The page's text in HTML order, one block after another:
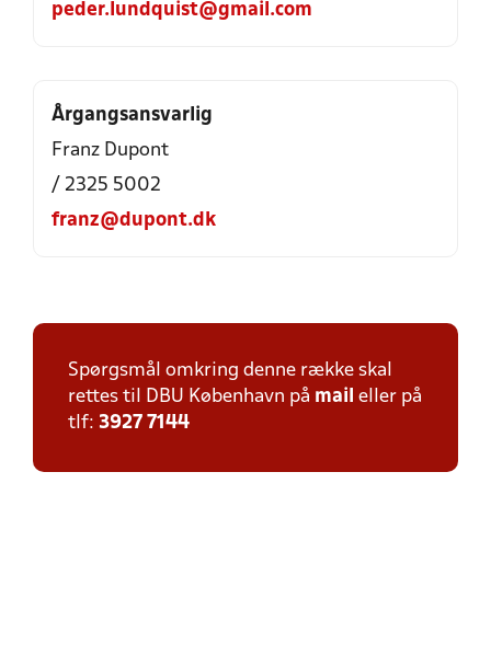
peder.lundquist@gmail.com
Årgangsansvarlig
Franz Dupont
/ 2325 5002
franz@dupont.dk
Spørgsmål omkring denne række skal
rettes til DBU København på mail eller på
tlf: 3927 7144